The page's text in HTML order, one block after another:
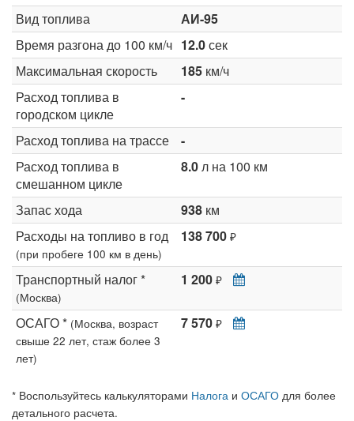
Вид топлива
АИ-95
Время разгона до 100 км/ч 12.0сек
Максимальная скорость
185 км/ч
Расход топлива в
городском цикле
-
Расход топлива на трассе
-
Расход топлива в
смешанном цикле
8.0л на 100 км
Запас хода 938 км
Расходы на топливо в год
(при пробеге 100 км в день)
138 700 ₽
Транспортный налог *
(Москва)
1 200 ₽
ОСАГО * (Москва, возраст
свыше 22 лет, стаж более 3
лет)
7 570 ₽
* Воспользуйтесь калькуляторами Налога и ОСАГО для более
детального расчета.